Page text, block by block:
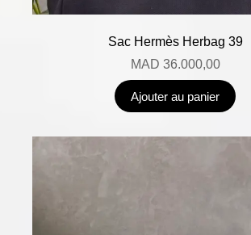
Sac Hermès Herbag 39
MAD 36.000,00
Ajouter au panier